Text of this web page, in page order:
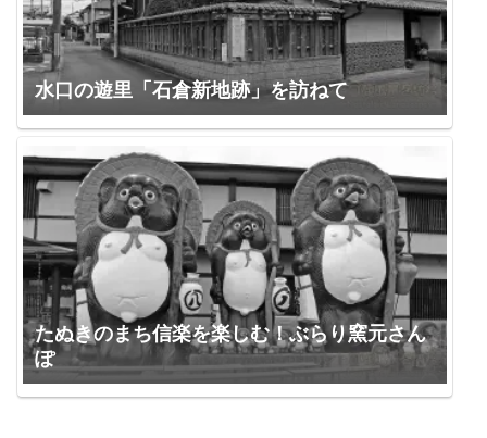
水口の遊里「石倉新地跡」を訪ねて
たぬきのまち信楽を楽しむ！ぶらり窯元さん
ぽ